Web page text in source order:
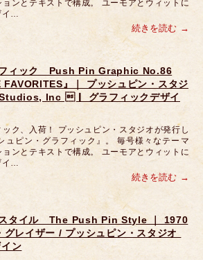
ンとテキストで構成。 ユーモアとウィットに
イ…
続きを読む
フィック Push Pin Graphic No.86
FAVORITES』｜ プッシュピン・スタジ
Inc ｜ グラフィックデザイ
ク、入荷！ プッシュピン・スタジオが発行し
ュピン・グラフィック』。 毎号様々なテーマ
ンとテキストで構成。 ユーモアとウィットに
イ…
続きを読む
スタイル The Push Pin Style ｜ 1970
レイザー / プッシュピン・スタジオ 
イン